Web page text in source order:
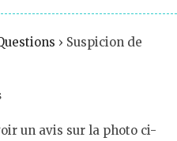
› Suspicion de
un avis sur la photo ci-